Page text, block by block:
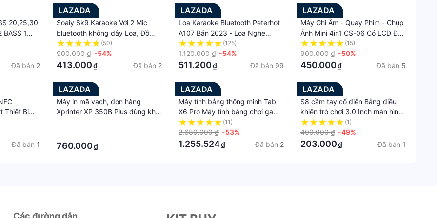
20,25,30
BASS 1
1 MẠCH -
BASS 25
Đã bán 2
LAZADA
Soaiy Sk9 Karaoke Với 2 Mic
bluetooth không dây Loa, Đồ
chơi giáo dục trẻ em, trau dồi tài
năng ca hát, Thích Hợp Cho
Cắm Trại, Gia Đình KTV, Tương
Bảng Máy Tính Chiếu Nhạc Phần
Mềm Đa Chức
(50)
900.000 ₫ -54%
413.000₫ Đã bán 2
LAZADA
Loa Karaoke Bluetooth Peterhot
A107 Bản 2023 - Loa Nghe
Nhạc Công Suất Lớn Âm Bass
Cực Mạnh, Nghe Nhạc Cực Đã,
Pin 24 Giờ Độ Bền Cực Cao, Dễ
(125)
1.120.000 ₫ -54%
511.200₫ Đã bán 99
LAZADA
Máy Ghi Âm - Quay Phim - Chụp
Ảnh Mini 4in1 CS-06 Có LCD Đa
Năng, Máy Ghi Âm, Quay Video,
Ghi Âm Cực Kì Sắc Nét, Rõ
Ràng, Độ Phân Giải Cao, Hỗ Trợ
Áo .
(15)
900.000 ₫ -50%
450.000₫ Đã bán 5
Thiết Bị
Đã bán 1
LAZADA
Máy in mã vạch, đơn hàng
Xprinter XP 350B Plus dùng khổ
760.000₫
LAZADA
Máy tính bảng thông minh Tab
X6 Pro Máy tính bảng chơi game
12GB + 512GB 2023 Chính hãng
Khuyến mãi lớn Máy tính bảng
thông minh dành cho trẻ em Màn
(11)
2.680.000 ₫ -53%
1.255.524₫ Đã bán 2
LAZADA
S8 cầm tay cổ điển Bảng điều
khiển trò chơi 3.0 Inch màn hình
HD 8Bit 500 + trò chơi cổ điển
Được Xây Dựng Trong Xách Tay
Mini Retro Video Console AV Kết
(1)
400.000 ₫ -49%
203.000₫ Đã bán 1
Các đường dẫn